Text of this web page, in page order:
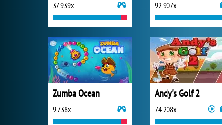
37 939x 92 907x
Zumba Ocean
9 738x
Andy's Golf 2
74 208x